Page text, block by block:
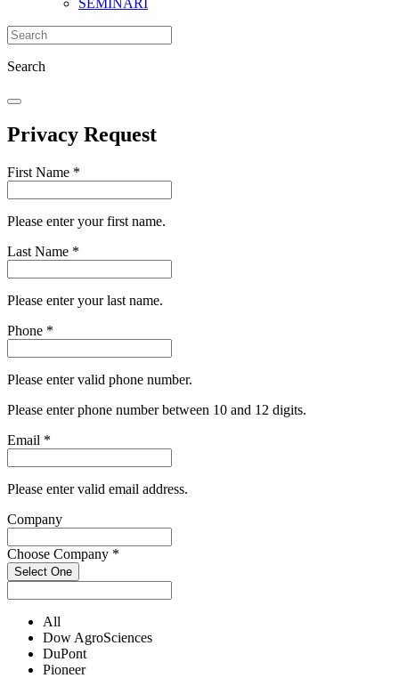
Search
Privacy Request
First Name *
Please enter your first name.
Last Name *
Please enter your last name.
Phone *
Please enter valid phone number.
Please enter phone number between 10 and 12 digits.
Email *
Please enter valid email address.
Company
Choose Company *
Select One
All
Dow AgroSciences
DuPont
Pioneer